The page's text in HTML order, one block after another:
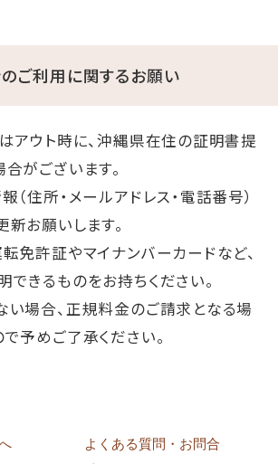
のご利用に関するお願い
アウト時に、沖縄県在住の証明書提
がございます。
（住所・メールアドレス・電話番号）
お願いします。
免許証やマイナンバーカードなど、
きるものをお持ちください。
い場合、正規料金のご請求となる場
予めご了承ください。
よくある質問・お問合